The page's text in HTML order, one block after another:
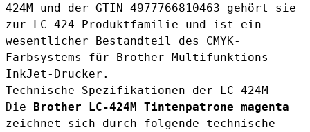
424M und der GTIN 4977766810463 gehört sie
zur LC-424 Produktfamilie und ist ein
wesentlicher Bestandteil des CMYK-
Farbsystems für Brother Multifunktions-
InkJet-Drucker.
Technische Spezifikationen der LC-424M
Die Brother LC-424M Tintenpatrone magenta
zeichnet sich durch folgende technische